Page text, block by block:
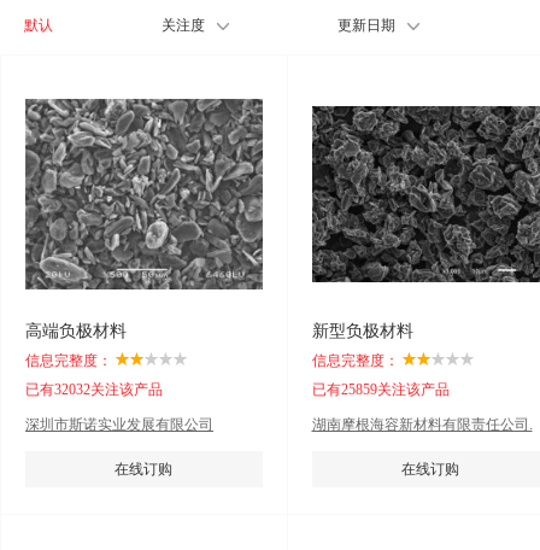
默认 关注度 更新日期
高端负极材料
信息完整度：
已有32032关注该产品
深圳市斯诺实业发展有限公司
在线订购
新型负极材料
信息完整度：
已有25859关注该产品
湖南摩根海容新材料有限责任公司.
在线订购